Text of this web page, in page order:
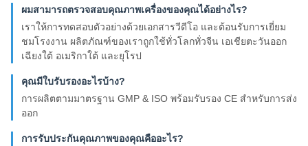
ผมสามารถตรวจสอบคุณภาพเครื่องของคุณได้อย่างไร?
เราให้การทดสอบตัวอย่างด้วยเอกสารวีดีโอ และต้อนรับการเยี่ยม
ชมโรงงาน ผลิตภัณฑ์ของเราถูกใช้ทั่วโลกทั่วจีน เอเชียตะวันออก
เฉียงใต้ อเมริกาใต้ และยุโรป
คุณมีใบรับรองอะไรบ้าง?
การผลิตตามมาตรฐาน GMP & ISO พร้อมรับรอง CE สําหรับการส่ง
ออก
การรับประกันคุณภาพของคุณคืออะไร?